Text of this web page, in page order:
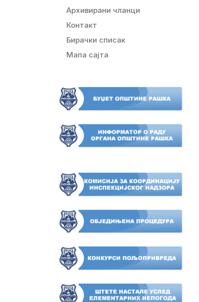
Архивирани чланци
Контакт
Бирачки списак
Мапа сајта